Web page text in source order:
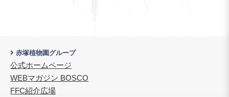
赤塚植物園グループ
公式ホームページ
WEBマガジン BOSCO
FFC紹介広場